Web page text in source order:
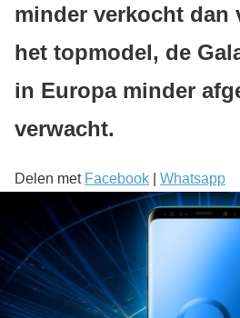
minder verkocht dan
het topmodel, de
in Europa minder
verwacht.
Delen met Facebook Whatsapp